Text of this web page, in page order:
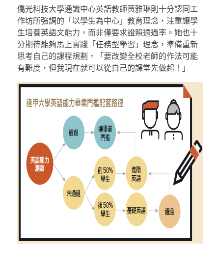
僑光科技大學通識中心英語教師黃雅琳則十分認同工
作坊所強調的「以學生為中心」教育理念，注重讓學
生培養英語文能力，而非僅要求證照通過率。她也十
分期待能夠馬上實踐「任務型學習」理念，準備重新
思考自己的課程規劃，「要改變全校老師的作法可能
有難度，但我現在就可以從自己的課堂先做起！」